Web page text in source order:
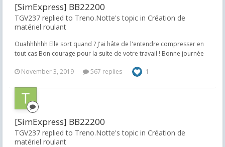
[SimExpress] BB22200
TGV237 replied to Treno.Notte's topic in Création de
matériel roulant
Ouahhhhhh Elle sort quand ? J'ai hâte de l'entendre compresser en
tout cas Bon courage pour la suite de votre travail ! Bonne journée
November 3, 2019 567 replies 1
[SimExpress] BB22200
TGV237 replied to Treno.Notte's topic in Création de
matériel roulant